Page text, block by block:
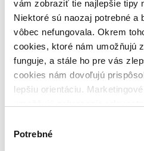
vám zobraziť tie najlepšie tipy
Niektoré sú naozaj potrebné a
vôbec nefungovala. Okrem
cookies, ktoré nám umožňujú
funguje, a stále ho pre vás
cookies nám dovoľujú
lepšiu orientáciu.
keby sme mohli používať
súhlasu
Potrebné